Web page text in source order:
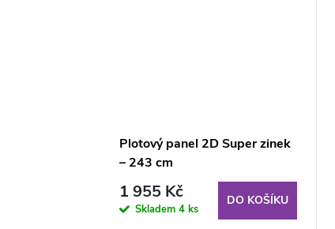
Plotový panel 2D Super zinek
– 243 cm
1 955 Kč
Skladem 4 ks
DO KOŠÍKU